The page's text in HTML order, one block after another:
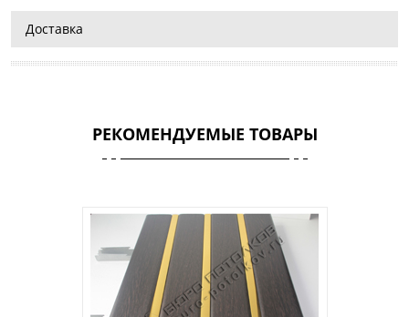
Доставка
РЕКОМЕНДУЕМЫЕ ТОВАРЫ